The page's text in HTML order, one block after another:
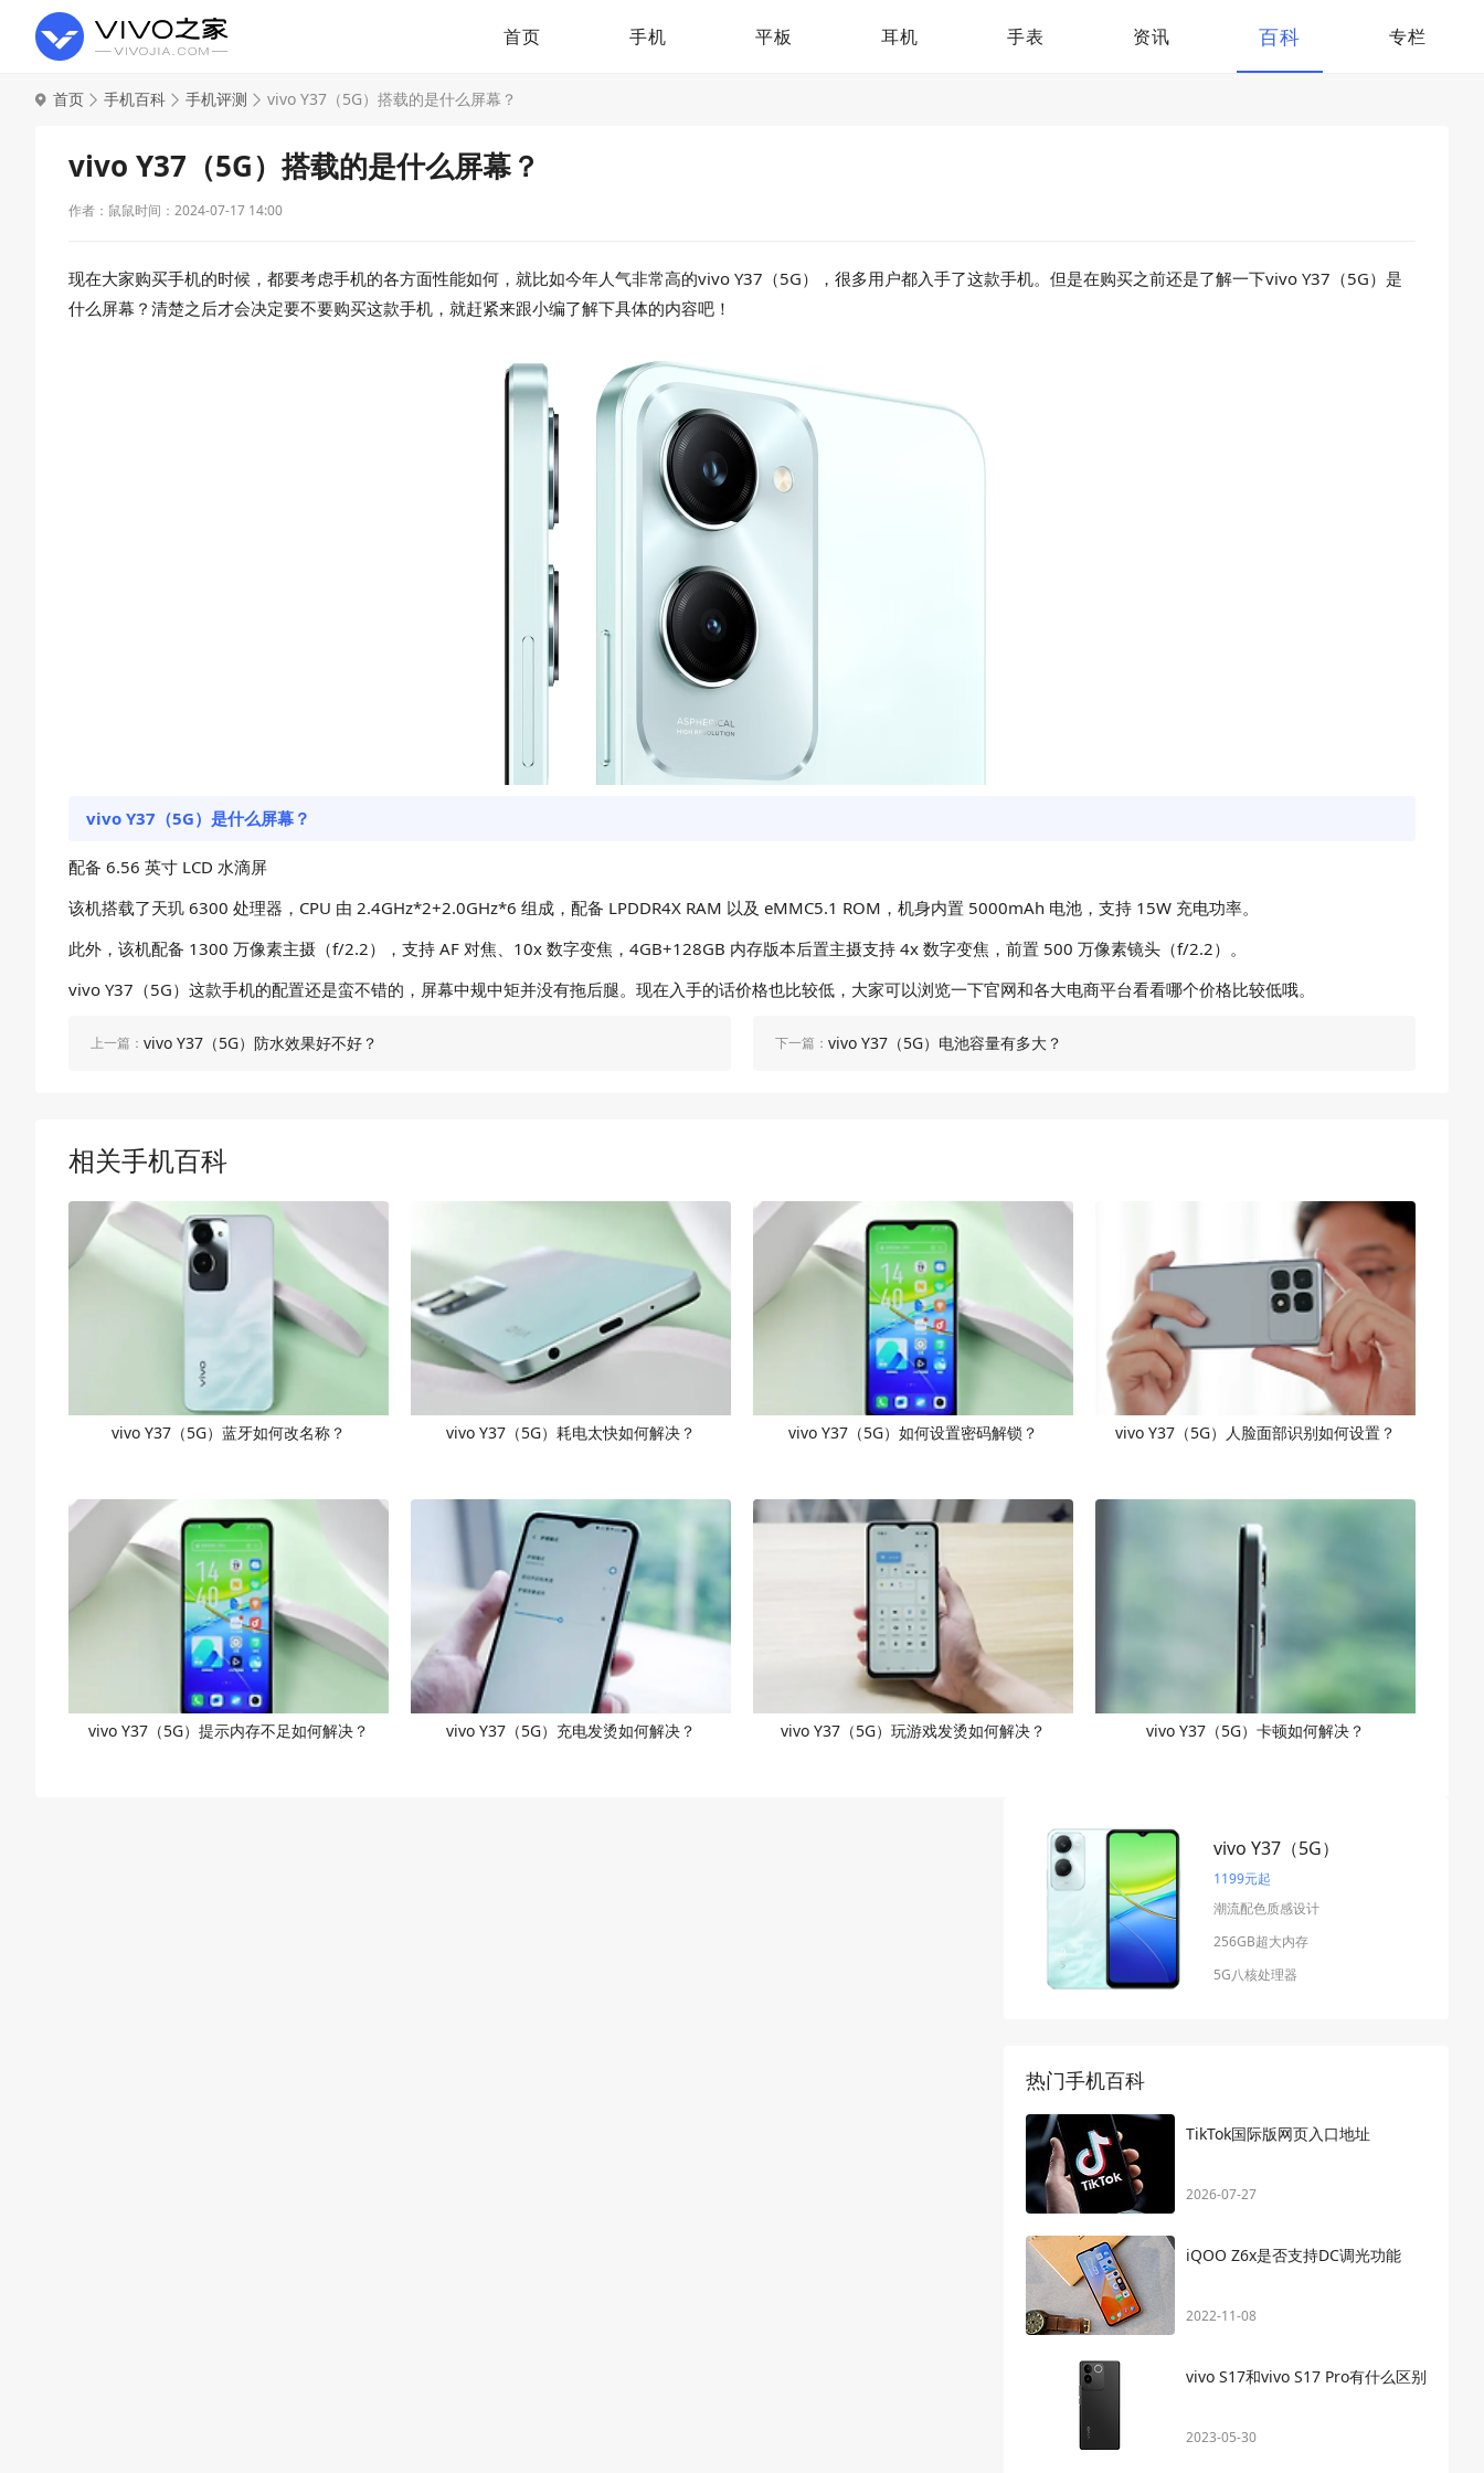
首页 手机 平板 耳机 手表 资讯 百科 专栏
首页 手机百科 手机评测 vivo Y37（5G）搭载的是什么屏幕？
vivo Y37（5G）搭载的是什么屏幕？
作者：鼠鼠时间：2024-07-17 14:00
现在大家购买手机的时候，都要考虑手机的各方面性能如何，就比如今年人气非常高的vivo Y37（5G），很多用户都入手了这款手机。但是在购买之前还是了解一下vivo Y37（5G）是
什么屏幕？清楚之后才会决定要不要购买这款手机，就赶紧来跟小编了解下具体的内容吧！
vivo Y37（5G）是什么屏幕？
配备 6.56 英寸 LCD 水滴屏
该机搭载了天玑 6300 处理器，CPU 由 2.4GHz*2+2.0GHz*6 组成，配备 LPDDR4X RAM 以及 eMMC5.1 ROM，机身内置 5000mAh 电池，支持 15W 充电功率。
此外，该机配备 1300 万像素主摄（f/2.2），支持 AF 对焦、10x 数字变焦，4GB+128GB 内存版本后置主摄支持 4x 数字变焦，前置 500 万像素镜头（f/2.2）。
vivo Y37（5G）这款手机的配置还是蛮不错的，屏幕中规中矩并没有拖后腿。现在入手的话价格也比较低，大家可以浏览一下官网和各大电商平台看看哪个价格比较低哦。
上一篇： vivo Y37（5G）防水效果好不好？ 下一篇： vivo Y37（5G）电池容量有多大？
相关手机百科
vivo Y37（5G）蓝牙如何改名称？ vivo Y37（5G）耗电太快如何解决？ vivo Y37（5G）如何设置密码解锁？ vivo Y37（5G）人脸面部识别如何设置？
vivo Y37（5G）提示内存不足如何解决？ vivo Y37（5G）充电发烫如何解决？ vivo Y37（5G）玩游戏发烫如何解决？ vivo Y37（5G）卡顿如何解决？
vivo Y37（5G）
1199元起
潮流配色质感设计
256GB超大内存
5G八核处理器
热门手机百科
TikTok国际版网页入口地址
2026-07-27
iQOO Z6x是否支持DC调光功能
2022-11-08
vivo S17和vivo S17 Pro有什么区别
2023-05-30